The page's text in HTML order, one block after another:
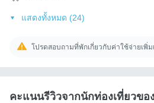
แสดงทั้งหมด (24)
โปรดสอบถามที่พักเกี่ยวกับค่าใช้จ่ายเพิ่ม
คะแนนรีวิวจากนักท่องเที่ยวขอ